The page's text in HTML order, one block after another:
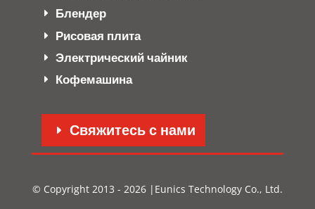
Блендер
Рисовая плита
Электрический чайник
Кофемашина
Свяжитесь с нами
© Copyright 2013 - 2026 |Eunics Technology Co., Ltd.